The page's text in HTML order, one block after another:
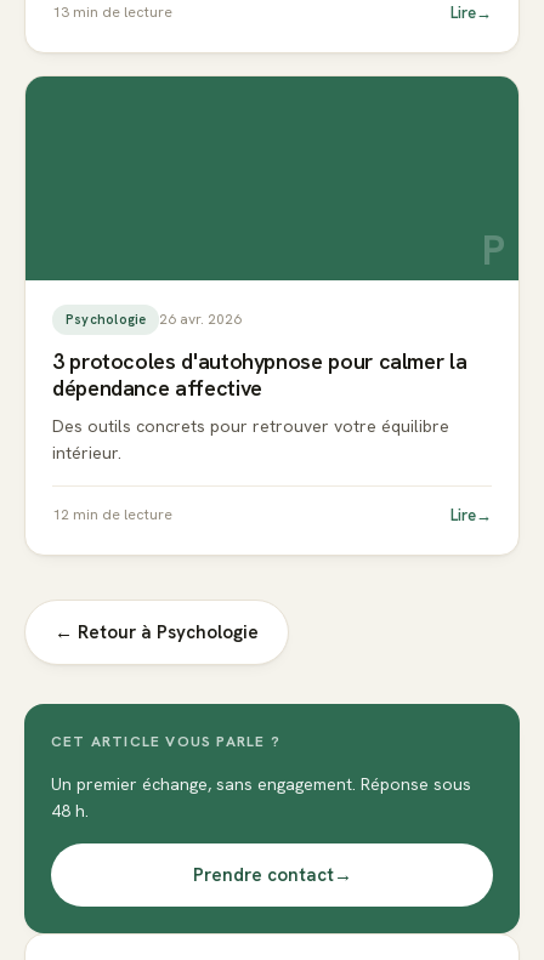
13 min de lecture Lire→
P
Psychologie 26 avr. 2026
3 protocoles d'autohypnose pour calmer la
dépendance affective
Des outils concrets pour retrouver votre équilibre
intérieur.
12 min de lecture Lire→
← Retour à Psychologie
CET ARTICLE VOUS PARLE ?
Un premier échange, sans engagement. Réponse sous
48 h.
Prendre contact→